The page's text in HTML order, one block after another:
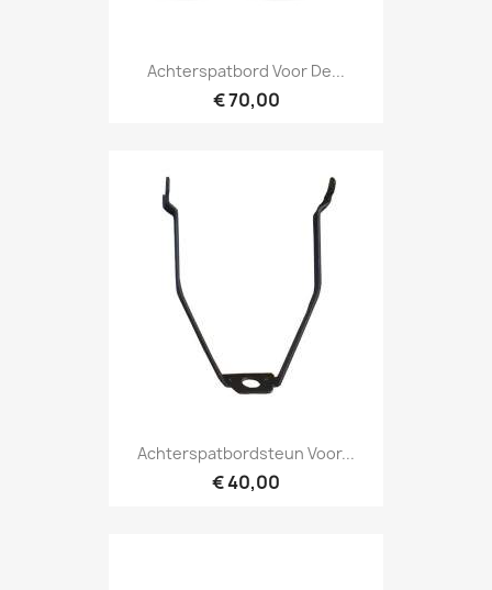
Achterspatbord Voor De...
€ 70,00
Achterspatbordsteun Voor...
€ 40,00